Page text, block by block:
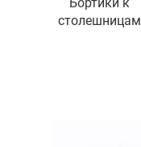
столешницам